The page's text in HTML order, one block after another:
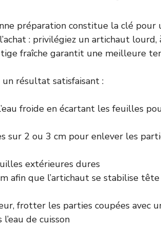
préparation constitue la clé pour
: privilégiez un artichaut
fraîche garantit une meilleure
un résultat satisfaisant :
froide en écartant les feuilles
sur 2 ou 3 cm pour enlever les
extérieures dures
afin que l’artichaut se stabilise
frotter les parties coupées avec
de cuisson